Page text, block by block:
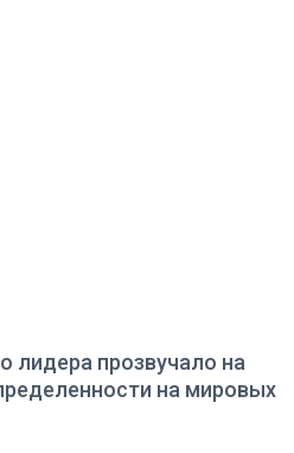
лидера прозвучало на
на мировых